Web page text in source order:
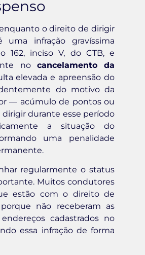
o direito de dirigir
uma infração gravíssima
162, inciso V, do CTB, e
no cancelamento da
elevada e apreensão do
do motivo da
— acúmulo de pontos ou
durante esse período
a situação do
uma penalidade
regularmente o status
Muitos condutores
estão com o direito de
não receberam as
cadastrados no
essa infração de forma